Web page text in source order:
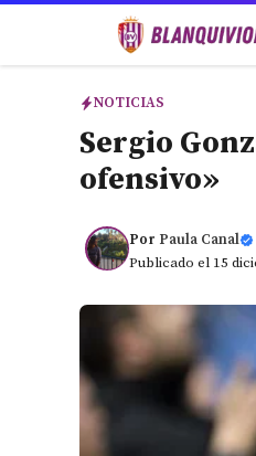
NOTICIAS
Sergio
ofensivo»
Por Paula Canal
Publicado el 15